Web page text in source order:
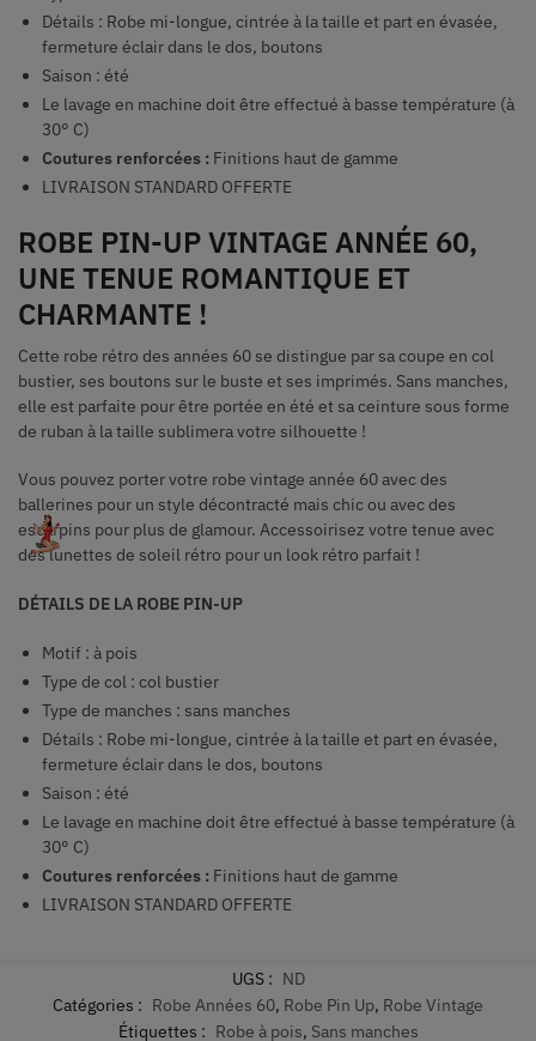
Détails : Robe mi-longue, cintrée à la taille et part en évasée,
fermeture éclair dans le dos, boutons
Saison : été
Le lavage en machine doit être effectué à basse température (à
30° C)
Coutures renforcées : Finitions haut de gamme
LIVRAISON STANDARD OFFERTE
ROBE PIN-UP VINTAGE ANNÉE 60,
UNE TENUE ROMANTIQUE ET
CHARMANTE !
Cette robe rétro des années 60 se distingue par sa coupe en col
bustier, ses boutons sur le buste et ses imprimés. Sans manches,
elle est parfaite pour être portée en été et sa ceinture sous forme
de ruban à la taille sublimera votre silhouette !
Vous pouvez porter votre robe vintage année 60 avec des
ballerines pour un style décontracté mais chic ou avec des
escarpins pour plus de glamour. Accessoirisez votre tenue avec
des lunettes de soleil rétro pour un look rétro parfait !
DÉTAILS DE LA ROBE PIN-UP
Motif : à pois
Type de col : col bustier
Type de manches : sans manches
Détails : Robe mi-longue, cintrée à la taille et part en évasée,
fermeture éclair dans le dos, boutons
Saison : été
Le lavage en machine doit être effectué à basse température (à
30° C)
Coutures renforcées : Finitions haut de gamme
LIVRAISON STANDARD OFFERTE
UGS : ND
Catégories : Robe Années 60, Robe Pin Up, Robe Vintage
Étiquettes : Robe à pois, Sans manches